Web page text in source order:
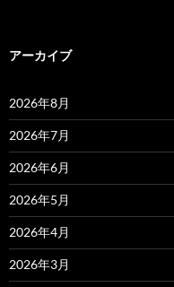
アーカイブ
2026年8月
2026年7月
2026年6月
2026年5月
2026年4月
2026年3月